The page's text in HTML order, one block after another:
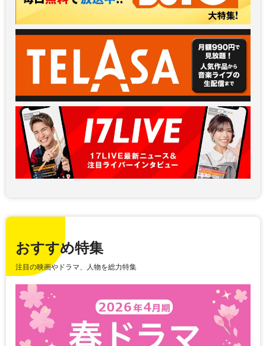
おすすめ特集
注目の映画やドラマ、人物を総力特集